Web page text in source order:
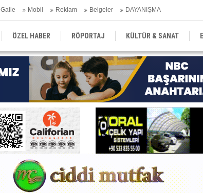
Gaile Mobil Reklam Belgeler DAYANIŞMA
ÖZEL HABER RÖPORTAJ KÜLTÜR & SANAT
YEREL YÖNETİM DERGİLER SEKTÖR